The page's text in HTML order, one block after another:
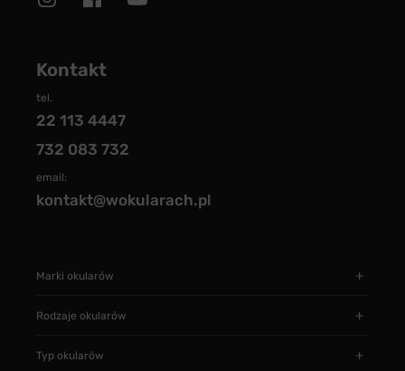
Kontakt
tel.
22 113 4447
732 083 732
email:
kontakt@wokularach.pl
Marki okularów
Rodzaje okularów
Typ okularów